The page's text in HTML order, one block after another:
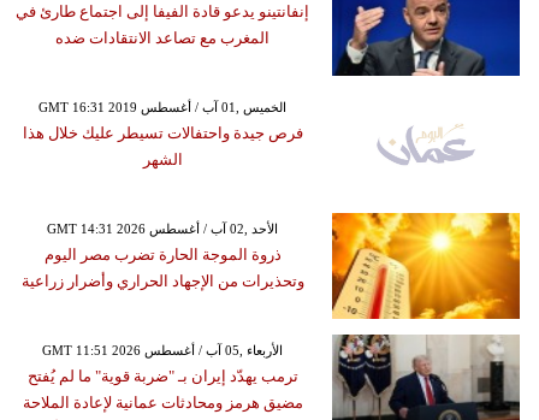
إنفانتينو يدعو قادة الفيفا إلى اجتماع طارئ في
المغرب مع تصاعد الانتقادات ضده
GMT 16:31 2019 الخميس ,01 آب / أغسطس
فرص جيدة واحتفالات تسيطر عليك خلال هذا
الشهر
GMT 14:31 2026 الأحد ,02 آب / أغسطس
ذروة الموجة الحارة تضرب مصر اليوم
وتحذيرات من الإجهاد الحراري وأضرار زراعية
GMT 11:51 2026 الأربعاء ,05 آب / أغسطس
ترمب يهدّد إيران بـ "ضربة قوية" ما لم يُفتح
مضيق هرمز ومحادثات عمانية لإعادة الملاحة